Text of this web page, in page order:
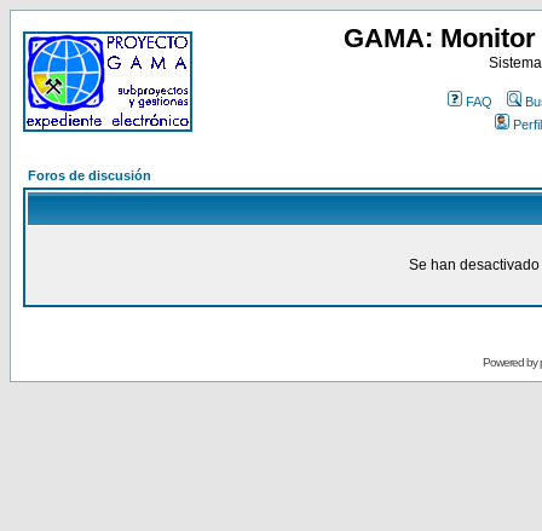
GAMA:
FAQ
Perfil
Foros de discusión
Se han
Powered by